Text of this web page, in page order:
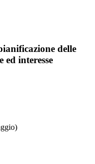
delle
ed interesse